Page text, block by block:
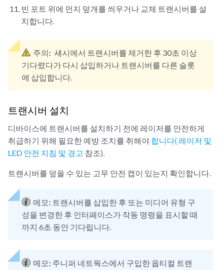
빈 포트 위에 먼지 덮개를 씌우거나 교체 트랜시버를 설
치합니다.
주의: 섀시에서 트랜시버를 제거한 후 30초 이상
기다렸다가 다시 삽입하거나 트랜시버를 다른 슬롯
에 삽입합니다.
트랜시버 설치
디바이스에 트랜시버를 설치하기 전에 레이저를 안전하게
취급하기 위해 필요한 예방 조치를 취해야 합니다( 레이저 및
LED 안전 지침 및 경고 참조).
트랜시버를 덮을 수 있는 고무 안전 캡이 있는지 확인합니다.
메모: 트랜시버를 삽입한 후 또는 미디어 유형 구
성을 변경한 후 인터페이스가 작동 명령을 표시할 때
까지 6초 동안 기다립니다.
메모: 주니퍼 네트웍스에서 구입한 옵티컬 트랜